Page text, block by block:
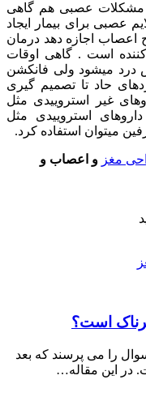
مشکلات عصبی هم گاهی
عصبی برای بیمار ایجاد
اعصاب اجازه دهد درمان
است . گاهی اوقات
درد میشود ولی فانکشن
حاد تا تصمیم گیری
غیر استروییدی مثل
استروییدی مثل
میتوان استفاده کرد.
مغز و اعصاب و
است؟
را می پرسند که بعد
در این مقاله…